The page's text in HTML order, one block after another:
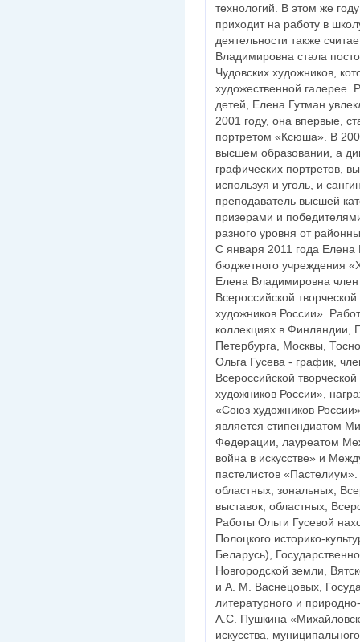
технологий. В этом же
приходит на работу в
деятельности также
Владимировна стала
Чудовских художников,
художественной галерее.
детей, Елена Гутман
2001 году, она впервые,
портретом «Ксюша». В
высшем образовании, а
графических портретов,
используя и уголь, и
преподаватель высшей
призерами и
разного уровня от
С января 2011 года Елена
бюджетного учреждения
Елена Владимировна член
Всероссийской
художников России».
коллекциях в Финляндии,
Петербурга, Москвы,
Ольга Гусева - график,
Всероссийской
художников России»,
«Союз художников
является стипендиатом
Федерации, лауреатом
война в искусстве» и
пастелистов
областных, зональных,
выставок, областных,
Работы Ольги Гусевой
Полоцкого историко-
Беларусь),
Новгородской земли,
и А. М. Васнецовых,
литературного и
А.С. Пушкина
искусства,